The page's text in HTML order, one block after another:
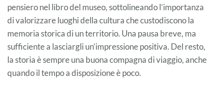
pensiero nel libro del museo, sottolineando l’importanza
di valorizzare luoghi della cultura che custodiscono la
memoria storica di un territorio. Una pausa breve, ma
sufficiente a lasciargli un’impressione positiva. Del resto,
la storia è sempre una buona compagna di viaggio, anche
quando il tempo a disposizione è poco.